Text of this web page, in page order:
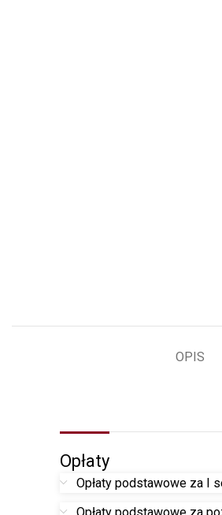
OPIS
Opłaty
Opłaty podstawowe za I